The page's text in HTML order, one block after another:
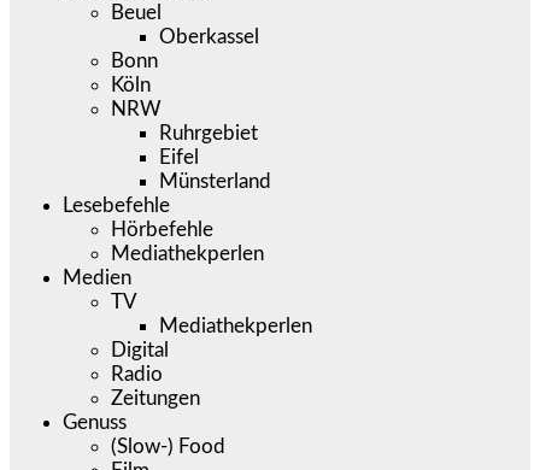
Beuel
Oberkassel
Bonn
Köln
NRW
Ruhrgebiet
Eifel
Münsterland
Lesebefehle
Hörbefehle
Mediathekperlen
Medien
TV
Mediathekperlen
Digital
Radio
Zeitungen
Genuss
(Slow-) Food